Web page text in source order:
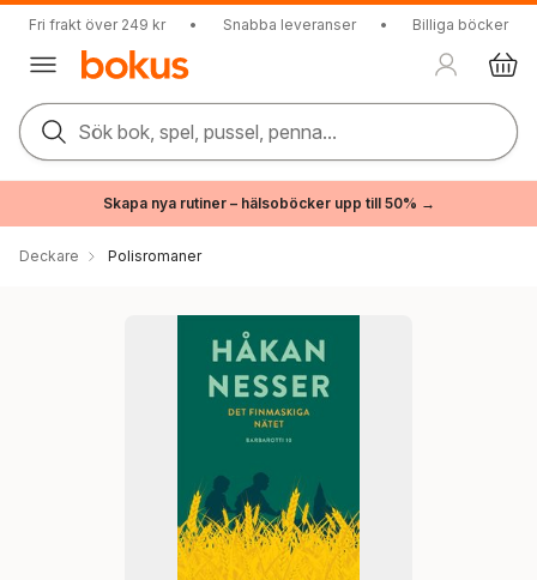
Fri frakt över 249 kr • Snabba leveranser • Billiga böcker
Sök bok, spel, pussel, penna...
Skapa nya rutiner – hälsoböcker upp till 50% →
Deckare Polisromaner